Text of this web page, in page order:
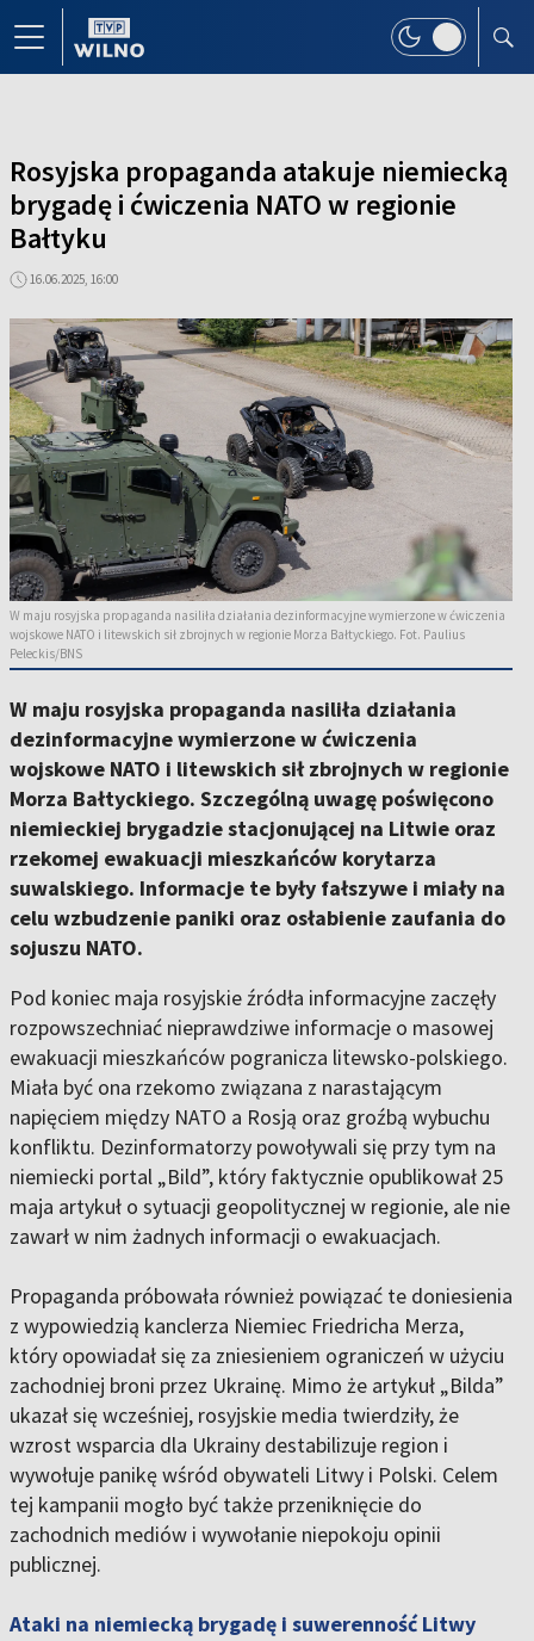
Rosyjska propaganda atakuje niemiecką
brygadę i ćwiczenia NATO w regionie
Bałtyku
16.06.2025, 16:00
W maju rosyjska propaganda nasiliła działania dezinformacyjne wymierzone w ćwiczenia
wojskowe NATO i litewskich sił zbrojnych w regionie Morza Bałtyckiego. Fot. Paulius
Peleckis/BNS
W maju rosyjska propaganda nasiliła działania
dezinformacyjne wymierzone w ćwiczenia
wojskowe NATO i litewskich sił zbrojnych w regionie
Morza Bałtyckiego. Szczególną uwagę poświęcono
niemieckiej brygadzie stacjonującej na Litwie oraz
rzekomej ewakuacji mieszkańców korytarza
suwalskiego. Informacje te były fałszywe i miały na
celu wzbudzenie paniki oraz osłabienie zaufania do
sojuszu NATO.
Pod koniec maja rosyjskie źródła informacyjne zaczęły
rozpowszechniać nieprawdziwe informacje o masowej
ewakuacji mieszkańców pogranicza litewsko-polskiego.
Miała być ona rzekomo związana z narastającym
napięciem między NATO a Rosją oraz groźbą wybuchu
konfliktu. Dezinformatorzy powoływali się przy tym na
niemiecki portal „Bild”, który faktycznie opublikował 25
maja artykuł o sytuacji geopolitycznej w regionie, ale nie
zawarł w nim żadnych informacji o ewakuacjach.
Propaganda próbowała również powiązać te doniesienia
z wypowiedzią kanclerza Niemiec Friedricha Merza,
który opowiadał się za zniesieniem ograniczeń w użyciu
zachodniej broni przez Ukrainę. Mimo że artykuł „Bilda”
ukazał się wcześniej, rosyjskie media twierdziły, że
wzrost wsparcia dla Ukrainy destabilizuje region i
wywołuje panikę wśród obywateli Litwy i Polski. Celem
tej kampanii mogło być także przeniknięcie do
zachodnich mediów i wywołanie niepokoju opinii
publicznej.
Ataki na niemiecką brygadę i suwerenność Litwy